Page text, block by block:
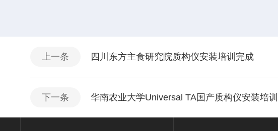
上一条 四川东方主食研究院质构仪安装培训完成
下一条 华南农业大学Universal TA国产质构仪安装培训